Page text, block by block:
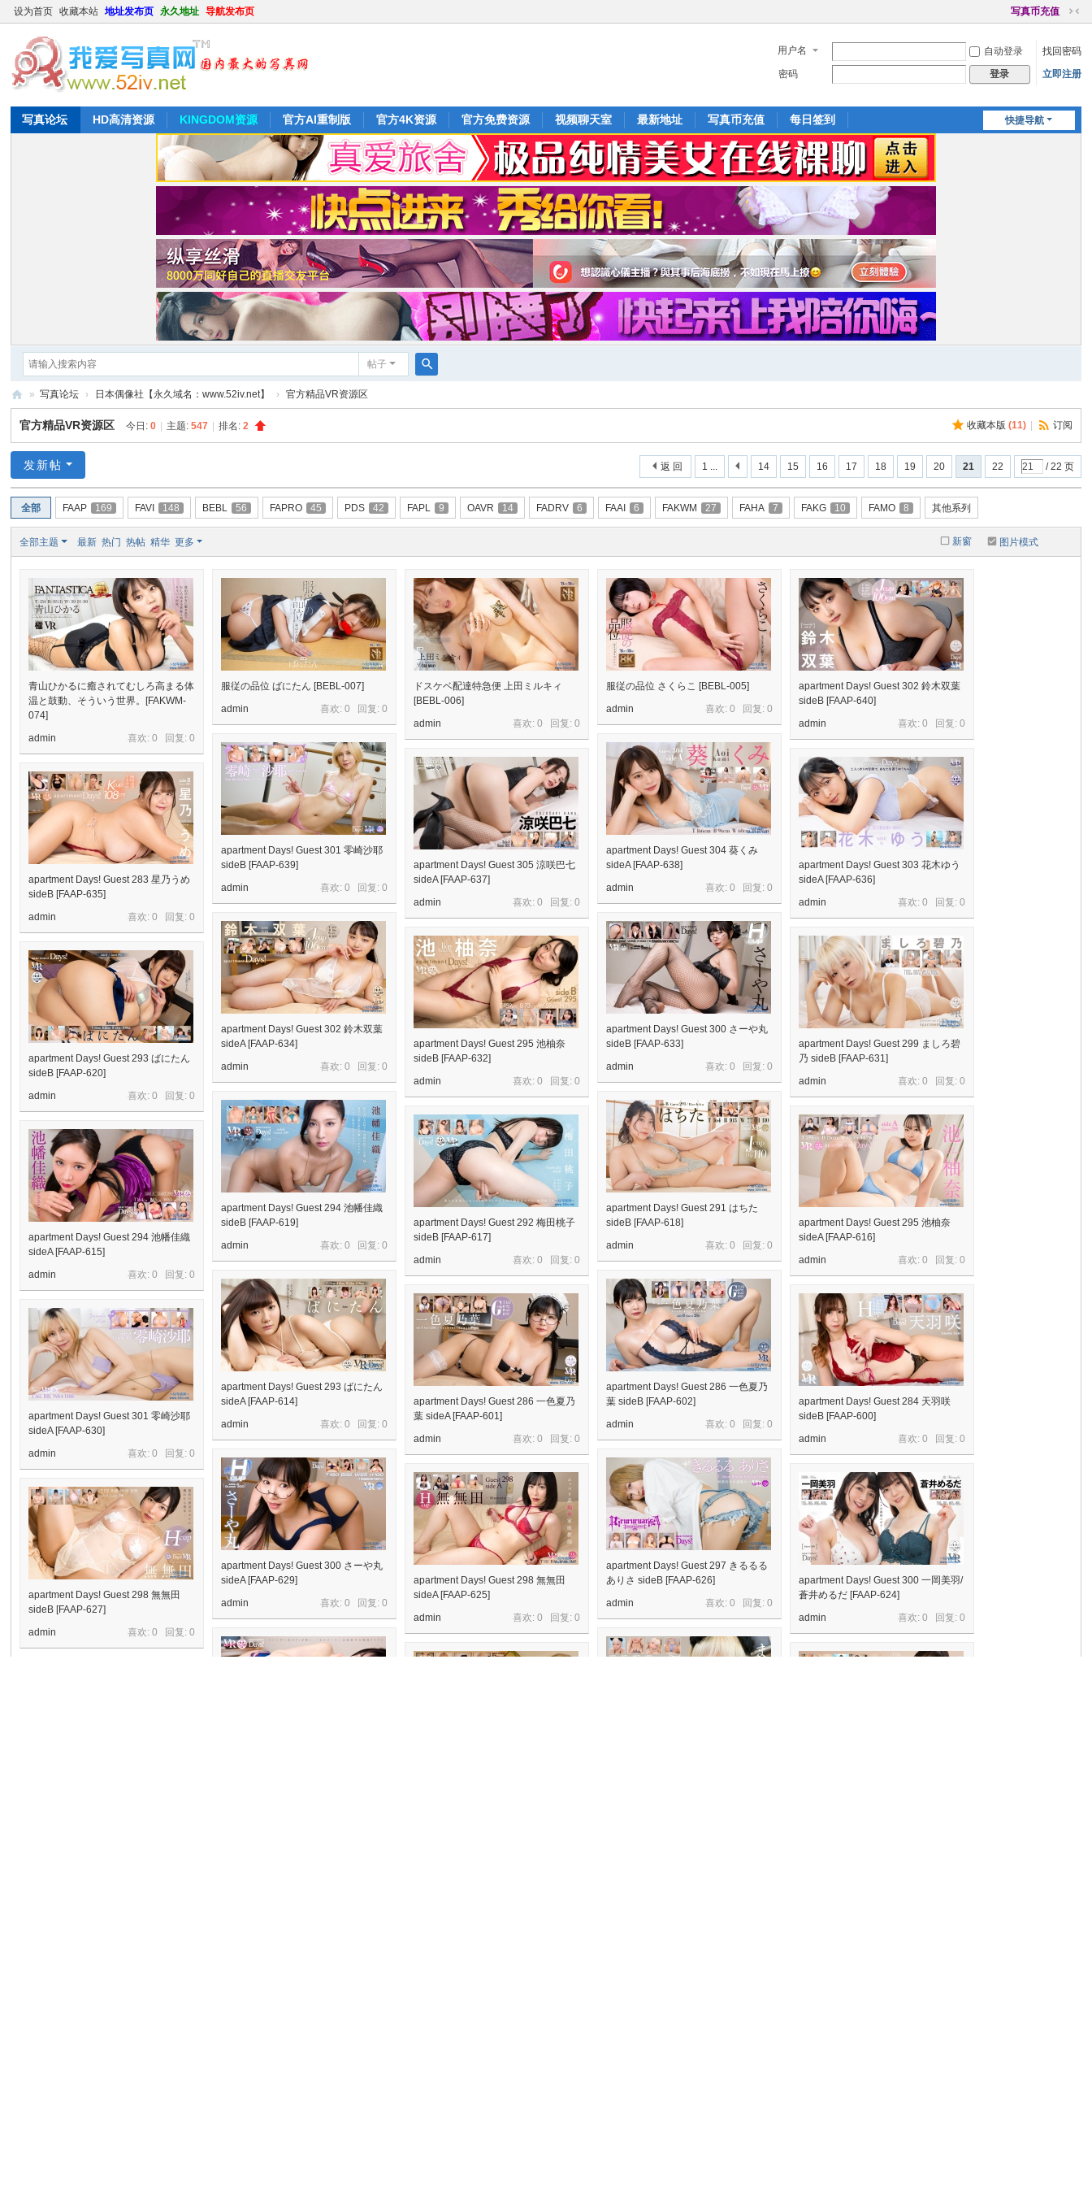
设为首页 收藏本站 地址发布页 永久地址 导航发布页 写真币充值
切
到
窄
用户名 自动登录
找回密码
密码
登录 立即注册
快捷导航
写真论坛 HD高清资源 KINGDOM资源 官方AI重制版 官方4K资源 官方免费资源 视频聊天室 最新地址 写真币充值 每日签到
帖子
索
我
爱
真
网
» 写真论坛 › 日本偶像社【永久域名：www.52iv.net】 › 官方精品VR资源区
收藏本版 (11) 订阅
官方精品VR资源区 今日:0 主题:547 排名:2
1 ... 14 15 16 17 18 19 20 21 22 / 22 页
返 回
发新帖
全部 FAAP 169 FAVI 148 BEBL 56 FAPRO 45 PDS 42 FAPL 9 OAVR 14 FADRV 6 FAAI 6 FAKWM 27 FAHA 7 FAKG 10 FAMO 8 其他系列
新窗
全部主题 最新 热门 热帖 精华 更多 图片模式
青山ひかるに癒されてむしろ高まる体
温と鼓動、そういう世界。[FAKWM-
074]
喜欢: 0 回复:0
admin
服従の品位 ばにたん [BEBL-007]
喜欢: 0 回复:0
admin
ドスケベ配達特急便 上田ミルキィ
[BEBL-006]
喜欢: 0 回复:0
admin
服従の品位 さくらこ [BEBL-005]
喜欢: 0 回复:0
admin
apartment Days! Guest 302 鈴木双葉
sideB [FAAP-640]
喜欢: 0 回复:0
admin
apartment Days! Guest 301 零崎沙耶
sideB [FAAP-639]
喜欢: 0 回复:0
admin
apartment Days! Guest 304 葵くみ
sideA [FAAP-638]
喜欢: 0 回复:0
admin
apartment Days! Guest 305 涼咲巴七
sideA [FAAP-637]
喜欢: 0 回复:0
admin
apartment Days! Guest 303 花木ゆう
sideA [FAAP-636]
喜欢: 0 回复:0
admin
apartment Days! Guest 283 星乃うめ
sideB [FAAP-635]
喜欢: 0 回复:0
admin
apartment Days! Guest 302 鈴木双葉
sideA [FAAP-634]
喜欢: 0 回复:0
admin
apartment Days! Guest 300 さーや丸
sideB [FAAP-633]
喜欢: 0 回复:0
admin
apartment Days! Guest 295 池柚奈
sideB [FAAP-632]
喜欢: 0 回复:0
admin
apartment Days! Guest 299 ましろ碧
乃 sideB [FAAP-631]
喜欢: 0 回复:0
admin
apartment Days! Guest 293 ばにたん
sideB [FAAP-620]
喜欢: 0 回复:0
admin
apartment Days! Guest 294 池幡佳織
sideB [FAAP-619]
喜欢: 0 回复:0
admin
apartment Days! Guest 291 はちた
sideB [FAAP-618]
喜欢: 0 回复:0
admin
apartment Days! Guest 292 梅田桃子
sideB [FAAP-617]
喜欢: 0 回复:0
admin
apartment Days! Guest 295 池柚奈
sideA [FAAP-616]
喜欢: 0 回复:0
admin
apartment Days! Guest 294 池幡佳織
sideA [FAAP-615]
喜欢: 0 回复:0
admin
apartment Days! Guest 293 ばにたん
sideA [FAAP-614]
喜欢: 0 回复:0
admin
apartment Days! Guest 286 一色夏乃
葉 sideB [FAAP-602]
喜欢: 0 回复:0
admin
apartment Days! Guest 286 一色夏乃
葉 sideA [FAAP-601]
喜欢: 0 回复:0
admin
apartment Days! Guest 284 天羽咲
sideB [FAAP-600]
喜欢: 0 回复:0
admin
apartment Days! Guest 301 零崎沙耶
sideA [FAAP-630]
喜欢: 0 回复:0
admin
apartment Days! Guest 300 さーや丸
sideA [FAAP-629]
喜欢: 0 回复:0
admin
apartment Days! Guest 297 きるるる
ありさ sideB [FAAP-626]
喜欢: 0 回复:0
admin
apartment Days! Guest 298 無無田
sideA [FAAP-625]
喜欢: 0 回复:0
admin
apartment Days! Guest 300 一岡美羽/
蒼井めるだ [FAAP-624]
喜欢: 0 回复:0
admin
apartment Days! Guest 298 無無田
sideB [FAAP-627]
喜欢: 0 回复:0
admin